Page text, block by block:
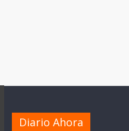
Diario Ahora